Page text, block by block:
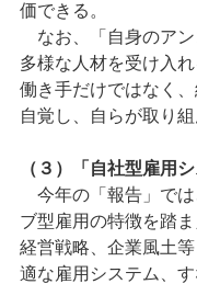
価できる。
なお、「自身のアン
多様な人材を受け入
働き手だけではなく
自覚し、自らが取り
（３）「自社型雇用
今年の「報告」では
ブ型雇用の特徴を踏
経営戦略、企業風土
適な雇用システム、